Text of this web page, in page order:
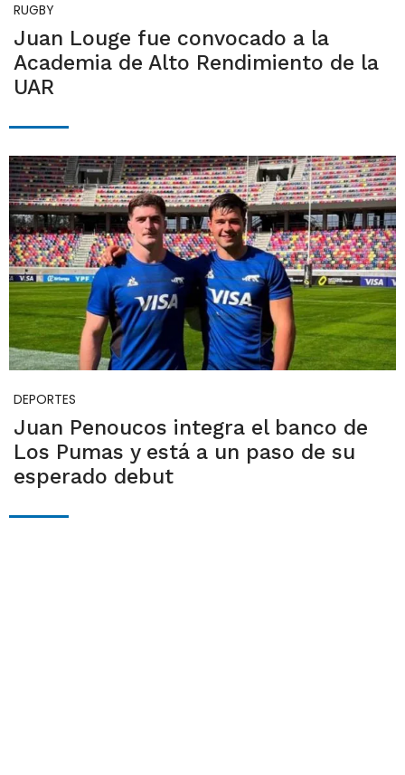
RUGBY
Juan Louge fue convocado a la
Academia de Alto Rendimiento de la
UAR
DEPORTES
Juan Penoucos integra el banco de
Los Pumas y está a un paso de su
esperado debut